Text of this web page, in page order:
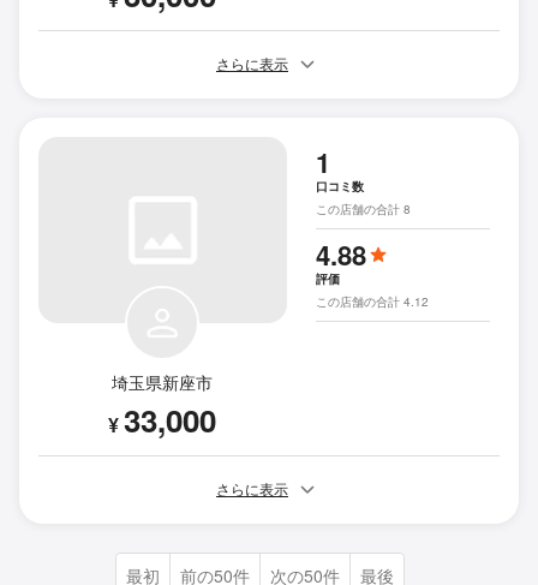
さらに表示
埼玉県新座市
¥33,000
1
口コミ数
この店舗の合計 8
4.88
評価
この店舗の合計 4.12
さらに表示
最初 前の50件 次の50件 最後